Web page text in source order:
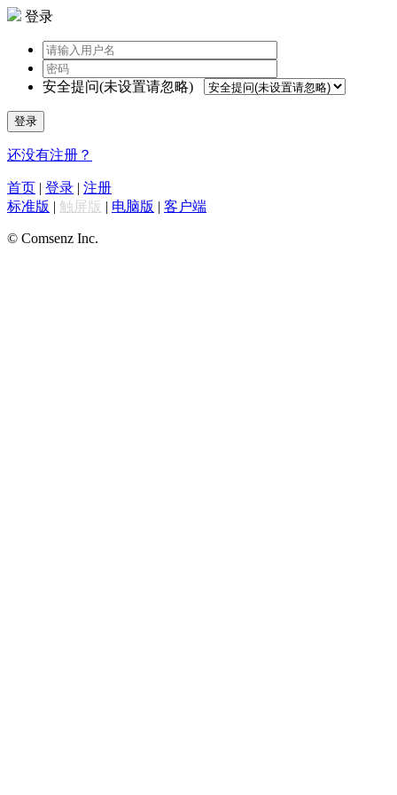
登录
安全提问(未设置请忽略)
登录
还没有注册？
首页 | 登录 | 注册
标准版 | 触屏版 | 电脑版 | 客户端
© Comsenz Inc.